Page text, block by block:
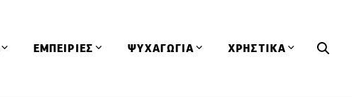
ΕΜΠΕΙΡΙΕΣ ΨΥΧΑΓΩΓΙΑ ΧΡΗΣΤΙΚΑ